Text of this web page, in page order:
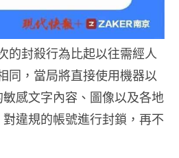
的封殺行為比起以往需經人
同，當局將直接使用機器以
感文字內容、圖像以及各地
違規的帳號進行封鎖，再不